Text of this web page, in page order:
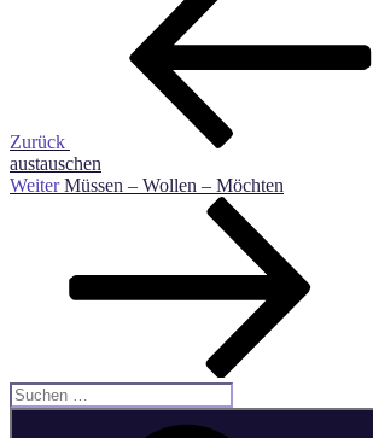
Zurück
austauschen
Nächster
Weiter Müssen – Wollen – Möchten
Suche
nach: